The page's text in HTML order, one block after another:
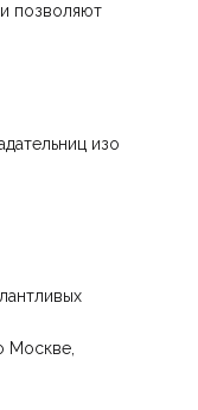
позволяют
изо
Москве,